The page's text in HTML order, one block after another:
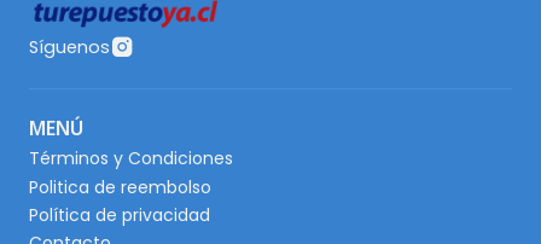
Síguenos
MENÚ
Términos y Condiciones
Politica de reembolso
Política de privacidad